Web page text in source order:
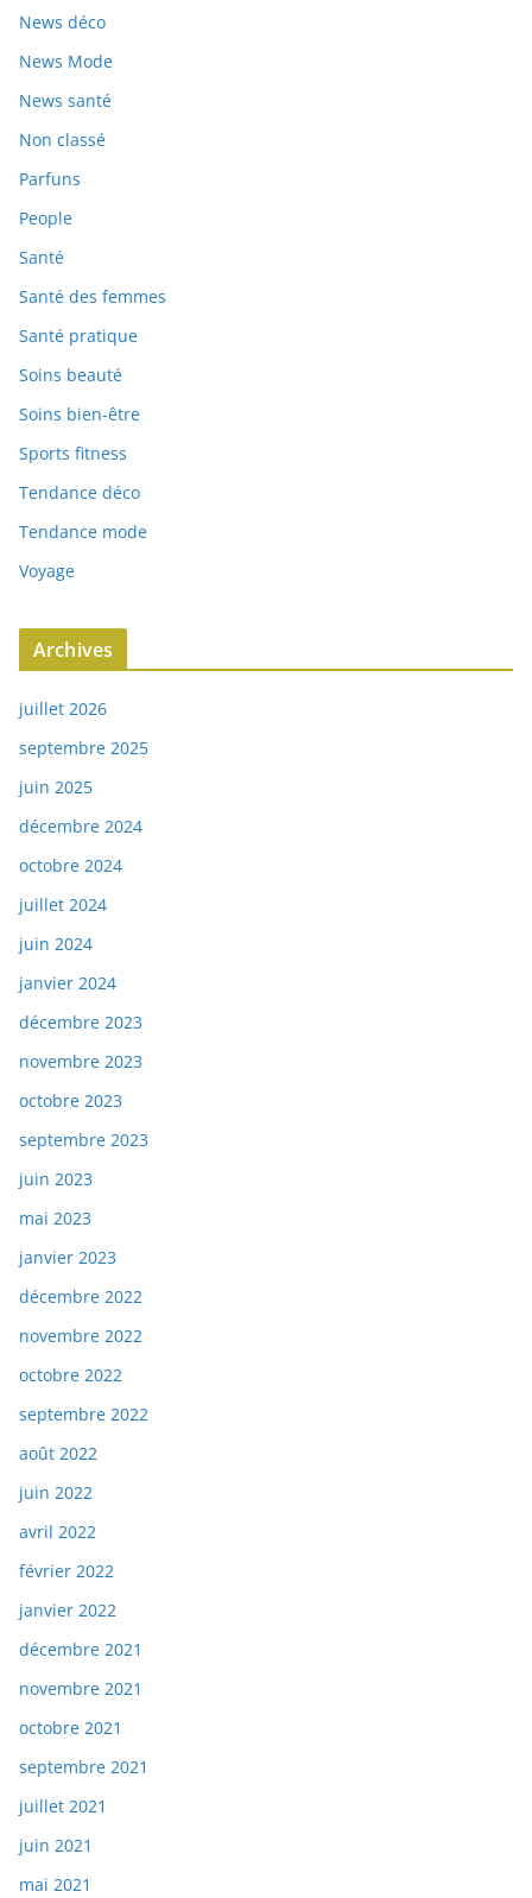
News déco
News Mode
News santé
Non classé
Parfuns
People
Santé
Santé des femmes
Santé pratique
Soins beauté
Soins bien-être
Sports fitness
Tendance déco
Tendance mode
Voyage
Archives
juillet 2026
septembre 2025
juin 2025
décembre 2024
octobre 2024
juillet 2024
juin 2024
janvier 2024
décembre 2023
novembre 2023
octobre 2023
septembre 2023
juin 2023
mai 2023
janvier 2023
décembre 2022
novembre 2022
octobre 2022
septembre 2022
août 2022
juin 2022
avril 2022
février 2022
janvier 2022
décembre 2021
novembre 2021
octobre 2021
septembre 2021
juillet 2021
juin 2021
mai 2021